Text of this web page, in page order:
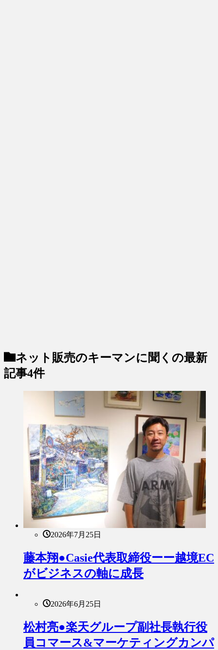
ネット販売のキーマンに聞く の最新
記事4件
2026年7月25日
藤本翔●Casie代表取締役ーー越境EC
がビジネスの軸に成長
2026年6月25日
松村亮●楽天グループ副社長執行役
員コマース&マーケティングカンパ